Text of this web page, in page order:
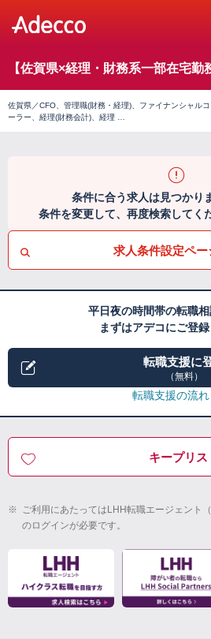
【佐賀県×経理・財務系一部在宅勤
佐賀県／CFO、管理職(財務・経理)、ファイナンシャルコ
ーラー、経理(財務会計)、経理 …
条件に合う求人は見つかり
条件を変更して、再度検索してく
求人条件設定ペー
平日夜の時間帯の転職相
まずはアデコにご登
転職支援に
（無料）
転職支援の流れ
キープリス
※ ご利用にあたってはLHH転職エージェント
のログインが必要です。